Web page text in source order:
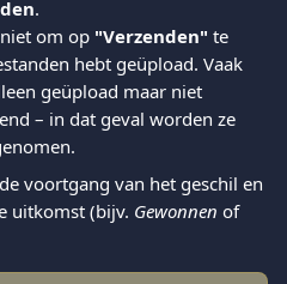
.
om op "Verzenden" te
hebt geüpload. Vaak
geüpload maar niet
– in dat geval worden ze
voortgang van het geschil en
uitkomst (bijv. Gewonnen of